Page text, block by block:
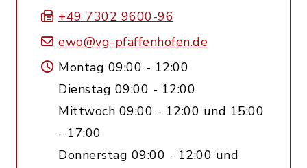
+49 7302 9600-96
ewo@vg-pfaffenhofen.de
Montag 09:00 - 12:00
Dienstag 09:00 - 12:00
Mittwoch 09:00 - 12:00 und 15:00
- 17:00
Donnerstag 09:00 - 12:00 und